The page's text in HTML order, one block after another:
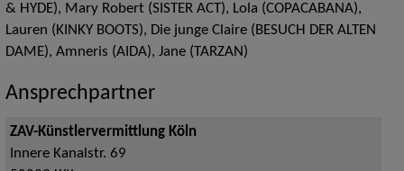
& HYDE), Mary Robert (SISTER ACT), Lola (COPACABANA),
Lauren (KINKY BOOTS), Die junge Claire (BESUCH DER ALTEN
DAME), Amneris (AIDA), Jane (TARZAN)
Ansprechpartner
ZAV-Künstlervermittlung Köln
Innere Kanalstr. 69